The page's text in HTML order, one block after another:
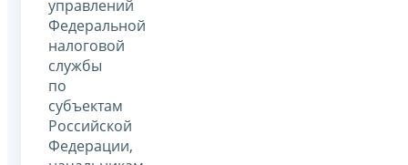
управлений
Федеральной
налоговой
службы
по
субъектам
Российской
Федерации,